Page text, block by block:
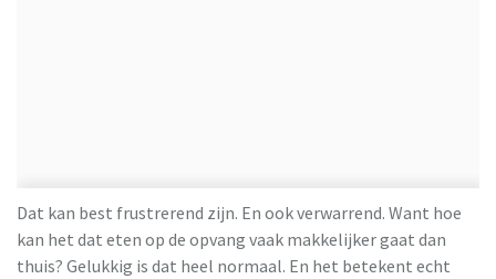
Dat kan best frustrerend zijn. En ook verwarrend. Want hoe
kan het dat eten op de opvang vaak makkelijker gaat dan
thuis? Gelukkig is dat heel normaal. En het betekent echt